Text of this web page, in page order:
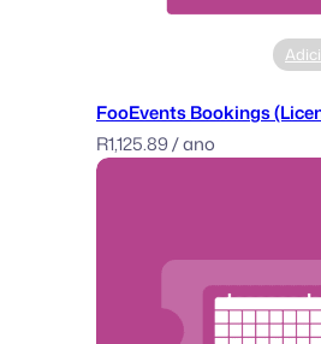
i
p
l
FooEvents Bookings
R1,125.89/ ano